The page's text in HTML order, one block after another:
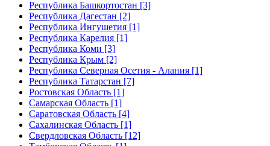
Республика Башкортостан [3]
Республика Дагестан [2]
Республика Ингушетия [1]
Республика Карелия [1]
Республика Коми [3]
Республика Крым [2]
Республика Северная Осетия - Алания [1]
Республика Татарстан [7]
Ростовская Область [1]
Самарская Область [1]
Саратовская Область [4]
Сахалинская Область [1]
Свердловская Область [12]